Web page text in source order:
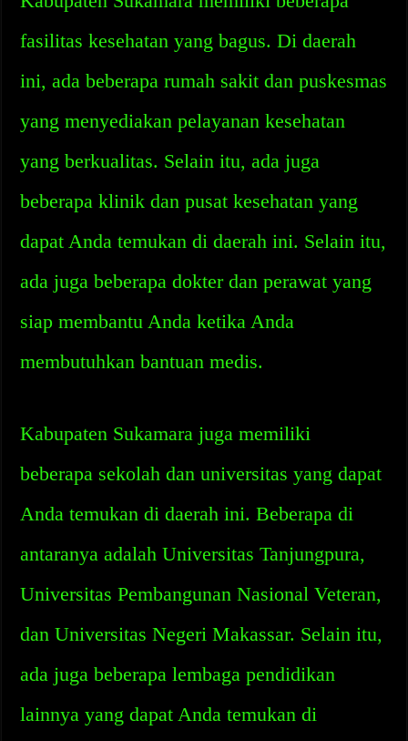
fasilitas kesehatan yang bagus. Di daerah
ini, ada beberapa rumah sakit dan puskesmas
yang menyediakan pelayanan kesehatan
yang berkualitas. Selain itu, ada juga
beberapa klinik dan pusat kesehatan yang
dapat Anda temukan di daerah ini. Selain itu,
ada juga beberapa dokter dan perawat yang
siap membantu Anda ketika Anda
membutuhkan bantuan medis.
Kabupaten Sukamara juga memiliki
beberapa sekolah dan universitas yang dapat
Anda temukan di daerah ini. Beberapa di
antaranya adalah Universitas Tanjungpura,
Universitas Pembangunan Nasional Veteran,
dan Universitas Negeri Makassar. Selain itu,
ada juga beberapa lembaga pendidikan
lainnya yang dapat Anda temukan di